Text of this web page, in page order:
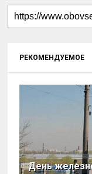
РЕКОМЕНДУЕМОЕ
День